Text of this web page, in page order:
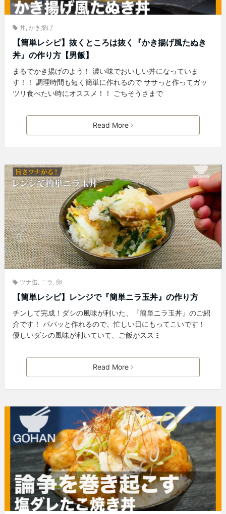
丼, かき揚げ
【簡単レシピ】抜くところは抜く『かき揚げ風たぬき
丼』の作り方【男飯】
まるでかき揚げのよう！ 濃い味でおいしい丼になっていま
す！！ 調理時間も短く簡単に作れるので ササっと作ってガッ
ツリ食べたい時にオススメ！！ ごちそうさまで
Read More
ツナ缶, ニラ , 卵
【簡単レシピ】レンジで『簡単ニラ玉丼』の作り方
チンして完成！ダシの風味が利いた、『簡単ニラ玉丼』のご紹
介です！ パパッと作れるので、忙しい日にもってこいです！
優しいダシの風味が利いていて、ご飯がススミ
Read More